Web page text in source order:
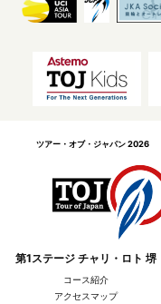
ツアー・オブ・ジャパン 2026
第1ステージ チャリ・ロト 堺
コース紹介
アクセスマップ